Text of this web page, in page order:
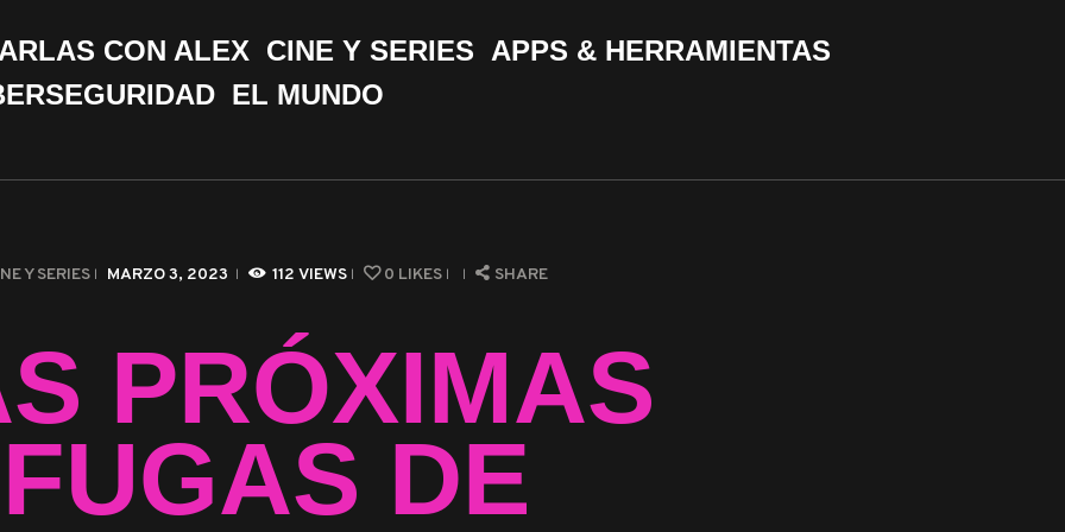
CON ALEX CINE Y SERIES
APPS & HERRAMIENTAS
EL MUNDO
Y SERIES MARZO 3, 2023 112 VIEWS 0 LIKES SHARE
PRÓXIMAS
FUGAS DE
CHARLAS CON ALEX
CINE Y SERIES
CIBERSEGURIDAD